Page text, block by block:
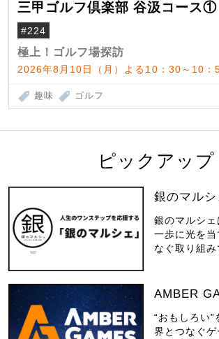
三甲ゴルフ倶楽部 谷汲コース①
#224
極上！ゴルフ場探訪
2026年8月10日（月）よる10：30～10：
趣味 ゴルフ
ピックアップ
銀のマルシ
銀のマルシ
一歩に光を
なぐ取り組み
AMBER
“おもしろい
界とつなぐ